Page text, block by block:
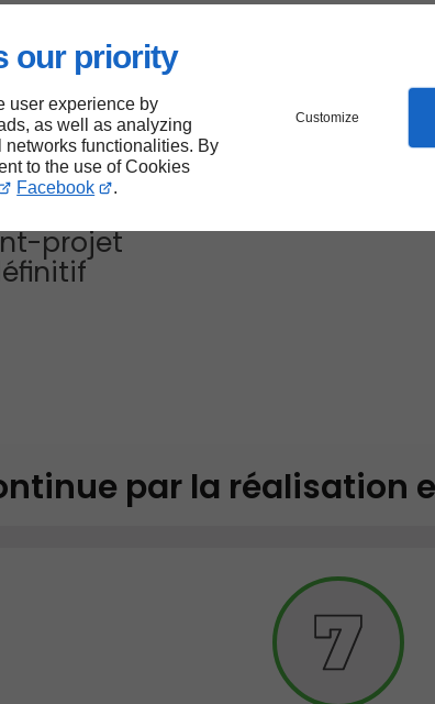
our priority
user experience by
as well as analyzing
functionalities. By
to the use of Cookies
Facebook .
Customize
projet
par la réalisation